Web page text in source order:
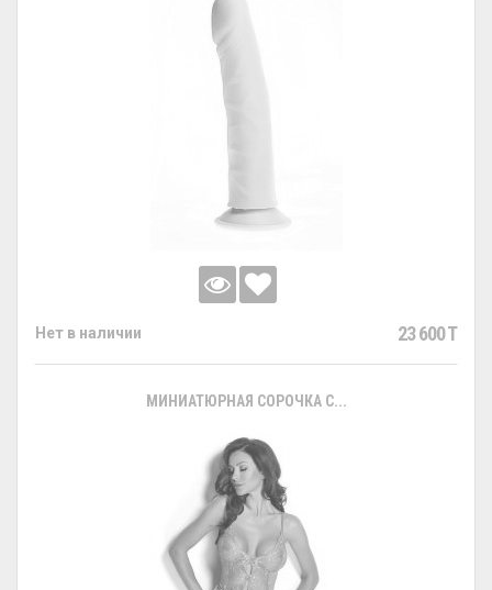
Нет в наличии 23 600 T
МИНИАТЮРНАЯ СОРОЧКА С...